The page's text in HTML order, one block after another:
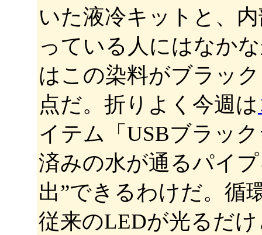
いた液冷キットと、
っている人にはなか
はこの染料がブラッ
点だ。折りよく今週は
イテム「USBブラッ
済みの水が通るパイ
出”できるわけだ。循
従来のLEDが光るだ